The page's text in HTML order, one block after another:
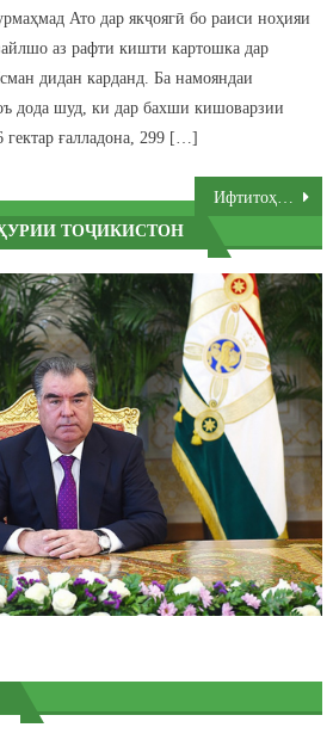
Ато дар якҷоягӣ бо раиси ноҳияи
аз рафти кишти картошка дар
дидан карданд. Ба намояндаи
дода шуд, ки дар бахши кишоварзии
ғалладона, 299 […]
Ифтитоҳи бинои нави Маркази таъминоти бехатарии озуқаворӣ ва бинои маъмурии ҷамоати деҳоти Тагоба дар ноҳияи Рашт бахшида ба 28-умин солгарди Истиқлолияти давлатии Ҷумҳурии Тоҷикистон
ТОҶИКИСТОН